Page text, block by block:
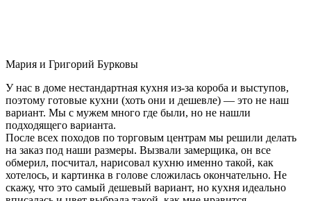
Мария и Григорий Бурковы
У нас в доме нестандартная кухня из-за короба и выступов,
поэтому готовые кухни (хоть они и дешевле) — это не наш
вариант. Мы с мужем много где были, но не нашли
подходящего варианта.
После всех походов по торговым центрам мы решили делать
на заказ под наши размеры. Вызвали замерщика, он все
обмерил, посчитал, нарисовал кухню именно такой, как
хотелось, и картинка в голове сложилась окончательно. Не
скажу, что это самый дешевый вариант, но кухня идеально